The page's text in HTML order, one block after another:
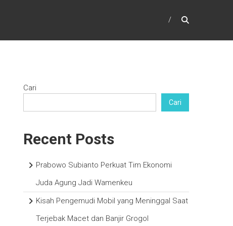
Cari
Cari
Recent Posts
Prabowo Subianto Perkuat Tim Ekonomi
Juda Agung Jadi Wamenkeu
Kisah Pengemudi Mobil yang Meninggal Saat
Terjebak Macet dan Banjir Grogol